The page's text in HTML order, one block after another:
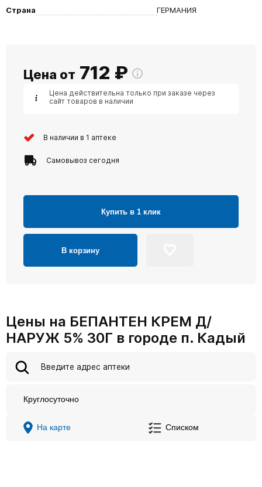
Страна
ГЕРМАНИЯ
Цена от 712 ₽
Цена действительна только при заказе через
сайт товаров в наличии
В наличии в 1 аптеке
Самовывоз сегодня
Купить в 1 клик
В корзину
Цены на БЕПАНТЕН КРЕМ Д/
НАРУЖ 5% 30Г в городе п. Кадый
Круглосуточно
На карте Списком